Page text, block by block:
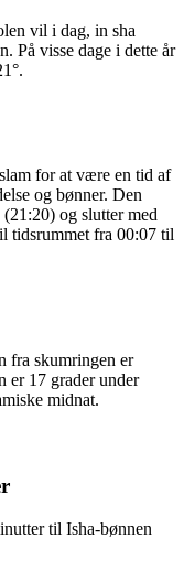
vil i dag, in sha
På visse dage i dette år
for at være en tid af
og bønner. Den
og slutter med
tidsrummet fra 00:07 til
fra skumringen er
er 17 grader under
midnat.
til Isha-bønnen